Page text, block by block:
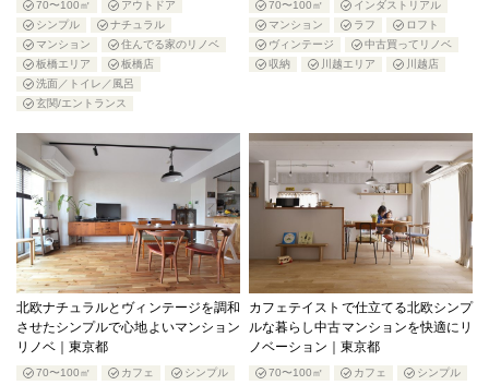
70〜100㎡
アウトドア
シンプル
ナチュラル
マンション
住んでる家のリノベ
板橋エリア
板橋店
洗面／トイレ／風呂
玄関/エントランス
70〜100㎡
インダストリアル
マンション
ラフ
ロフト
ヴィンテージ
中古買ってリノベ
収納
川越エリア 川越店
北欧ナチュラルとヴィンテージを調和
させたシンプルで心地よいマンション
リノベ｜東京都
70〜100㎡ カフェ
シンプル
カフェテイストで仕立てる北欧シンプ
ルな暮らし中古マンションを快適にリ
ノベーション｜東京都
70〜100㎡ カフェ
シンプル